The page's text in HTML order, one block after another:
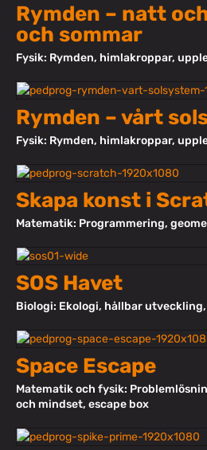
Rymden – natt
och sommar
Fysik: Rymden, himlakroppar,
Rymden – vårt
Fysik: Rymden, himlakroppar,
Skapa konst i
Matematik: Programmering,
SOS Havet
Biologi: Ekologi, hållbar
Space Escape
Matematik och fysik:
och mindset, escape box